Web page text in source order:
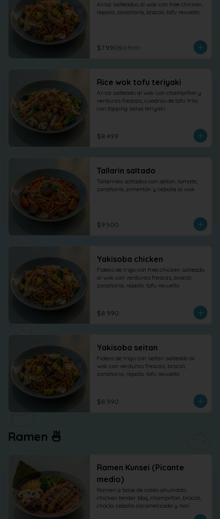
Arroz salteados al wok con free chicken,
repollo, zanahoria, brocoli, tofu revuelto
$7.990$8.500
Rice wok tofu teriyaki
Arroz salteado al wok con champiñon y
verduras frescas, cuadros de tofu frito
con topping salsa teriyaki
$8.499
Tallarin saltado
Tallarines saltados con seitan, tomate,
zanahoria, pimentón y cebolla al wok
$9.500
Yakisoba chicken
Fideos de trigo con free chicken salteado
al wok con verduras frescas, brocoli,
zanahoria, repollo. tofu revuelto
$8.990
Yakisoba seitan
Fideos de trigo con seitan salteado al
wok con verduras frescas, brocoli,
zanahoria, repollo. tofu revuelto
$8.990
Ramen 🍜
Ramen Kunsei (Picante
medio)
Ramen a base de caldo ahumado,
chicken tender bbq, champiñon, brocoli,
choclo, cebolla caramelizada y nori.